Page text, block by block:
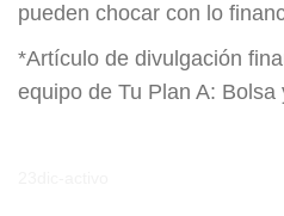
pueden chocar con lo
*Artículo de divulgación
equipo de Tu Plan A: